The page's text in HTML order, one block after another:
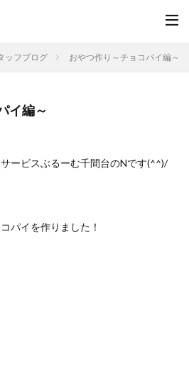
ッフブログ おやつ作り～チョコパイ編～
イ編～
ービスぶるーむ千間台のNです(^^)/
パイを作りました！